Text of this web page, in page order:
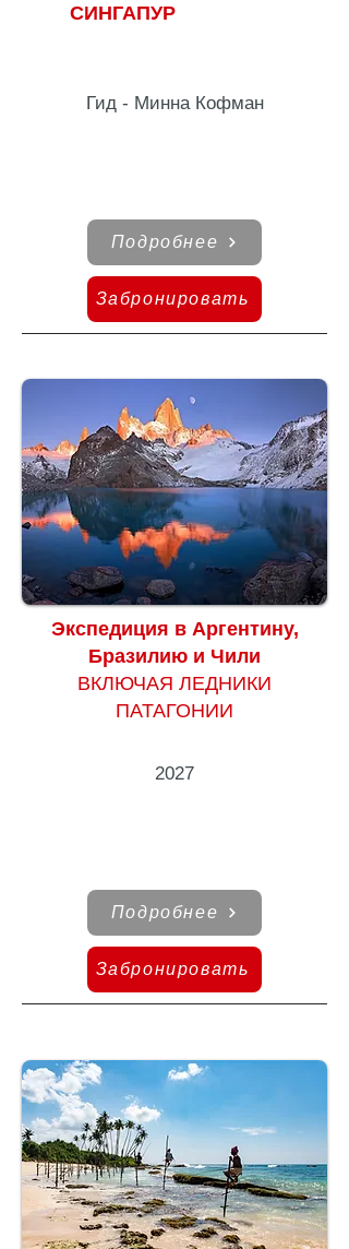
СИНГАПУР
Гид - Минна Кофман
Подробнее
Забронировать
Экспедиция в Аргентину,
Бразилию и Чили
ВКЛЮЧАЯ ЛЕДНИКИ
ПАТАГОНИИ
2027
Подробнее
Забронировать